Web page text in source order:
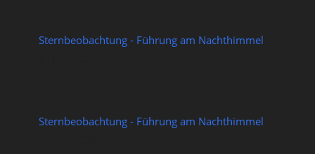
Sternbeobachtung - Führung am Nachthimmel
Sternbeobachtung - Führung am Nachthimmel